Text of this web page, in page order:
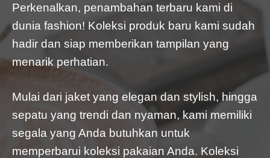
Perkenalkan, penambahan terbaru kami di
dunia fashion! Koleksi produk baru kami sudah
hadir dan siap memberikan tampilan yang
menarik perhatian.
Mulai dari jaket yang elegan dan stylish, hingga
sepatu yang trendi dan nyaman, kami memiliki
segala yang Anda butuhkan untuk
memperbarui koleksi pakaian Anda. Koleksi